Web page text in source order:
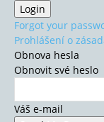
Forgot your
Prohlášení o
Obnova hesla
Obnovit své heslo
Váš e-mail